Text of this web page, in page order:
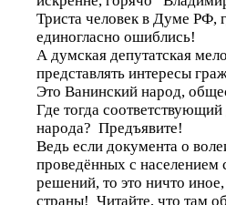
Триста человек в Думе РФ,
единогласно ошиблись!
А думская депутатская
представлять интересы
Это Ванинский народ,
Где тогда
народа? Предъявите!
Ведь если документа о
проведённых с
решений, то это ничто
страны! Читайте, что там